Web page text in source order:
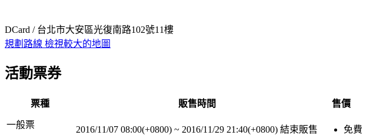
DCard / 台北市大安區光復南路102號11樓
規劃路線 檢視較大的地圖
活動票券
票種 販售時間 售價
一般票 2016/11/07 08:00(+0800) ~ 2016/11/29 21:40(+0800) 結束販售 免費